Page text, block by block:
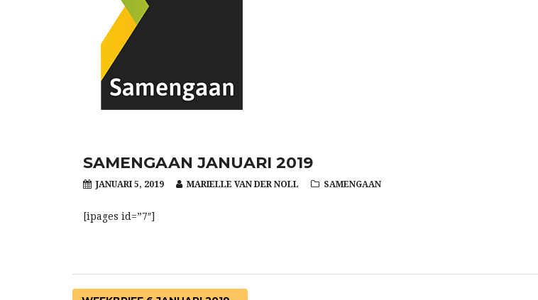
SAMENGAAN JANUARI 2019
JANUARI 5, 2019 MARIELLE VAN DER NOLL SAMENGAAN
[ipages id=”7″]